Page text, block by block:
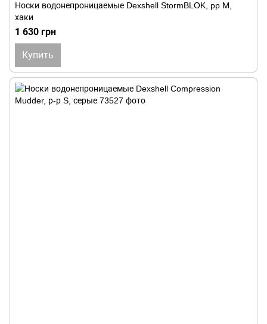
Носки водонепроницаемые Dexshell StormBLOK, pp М,
хаки
1 630 грн
Купить